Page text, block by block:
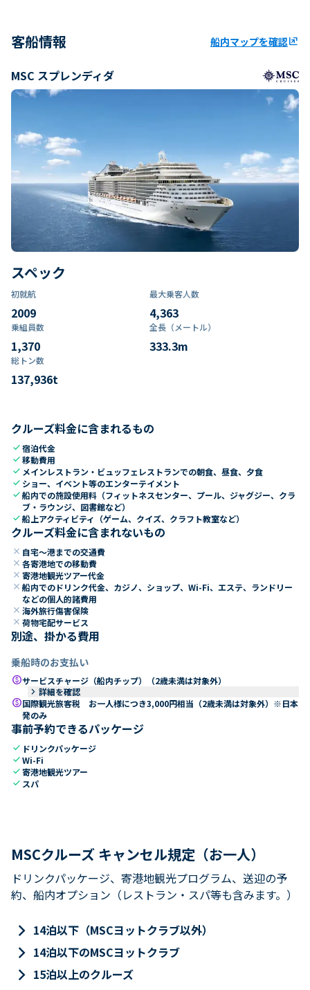
客船情報 船内マップを確認ungroup
MSC スプレンディダ
スペック
初就航
2009
最大乗客人数
4,363
乗組員数​
1,370
全長（メートル）
333.3m
総トン数​
137,936t
クルーズ料金に含まれるもの
check宿泊代金
check移動費用
check メインレストラン・ビュッフェレストランでの朝食、昼食、夕食
check ショー、イベント等のエンターテイメント
check船内での施設使用料（フィットネスセンター、プール、ジャグジー、クラ
ブ・ラウンジ、図書館など）
check船上アクティビティ（ゲーム、クイズ、クラフト教室など）
クルーズ料金に含まれないもの
close 自宅～港までの交通費
close 各寄港地での移動費
close 寄港地観光ツアー代金
close 船内でのドリンク代金、カジノ、ショップ、Wi-Fi、エステ、ランドリー
などの個人的諸費用
close 海外旅行傷害保険
close 荷物宅配サービス
別途、掛かる費用
乗船時のお支払い
paidサービスチャージ（船内チップ）（2歳未満は対象外）
keyboard_arrow_right 詳細を確認
paid国際観光旅客税 お一人様につき3,000円相当（2歳未満は対象外）※日本
発のみ
事前予約できるパッケージ
check ドリンクパッケージ
checkWi-Fi
check寄港地観光ツアー
check スパ
MSCクルーズ キャンセル規定（お一人）
ドリンクパッケージ、寄港地観光プログラム、送迎の予
約、船内オプション（レストラン・スパ等も含みます。）
keyboard_arrow_right 14泊以下（MSCヨットクラブ以外）
keyboard_arrow_right 14泊以下のMSCヨットクラブ
keyboard_arrow_right 15泊以上のクルーズ